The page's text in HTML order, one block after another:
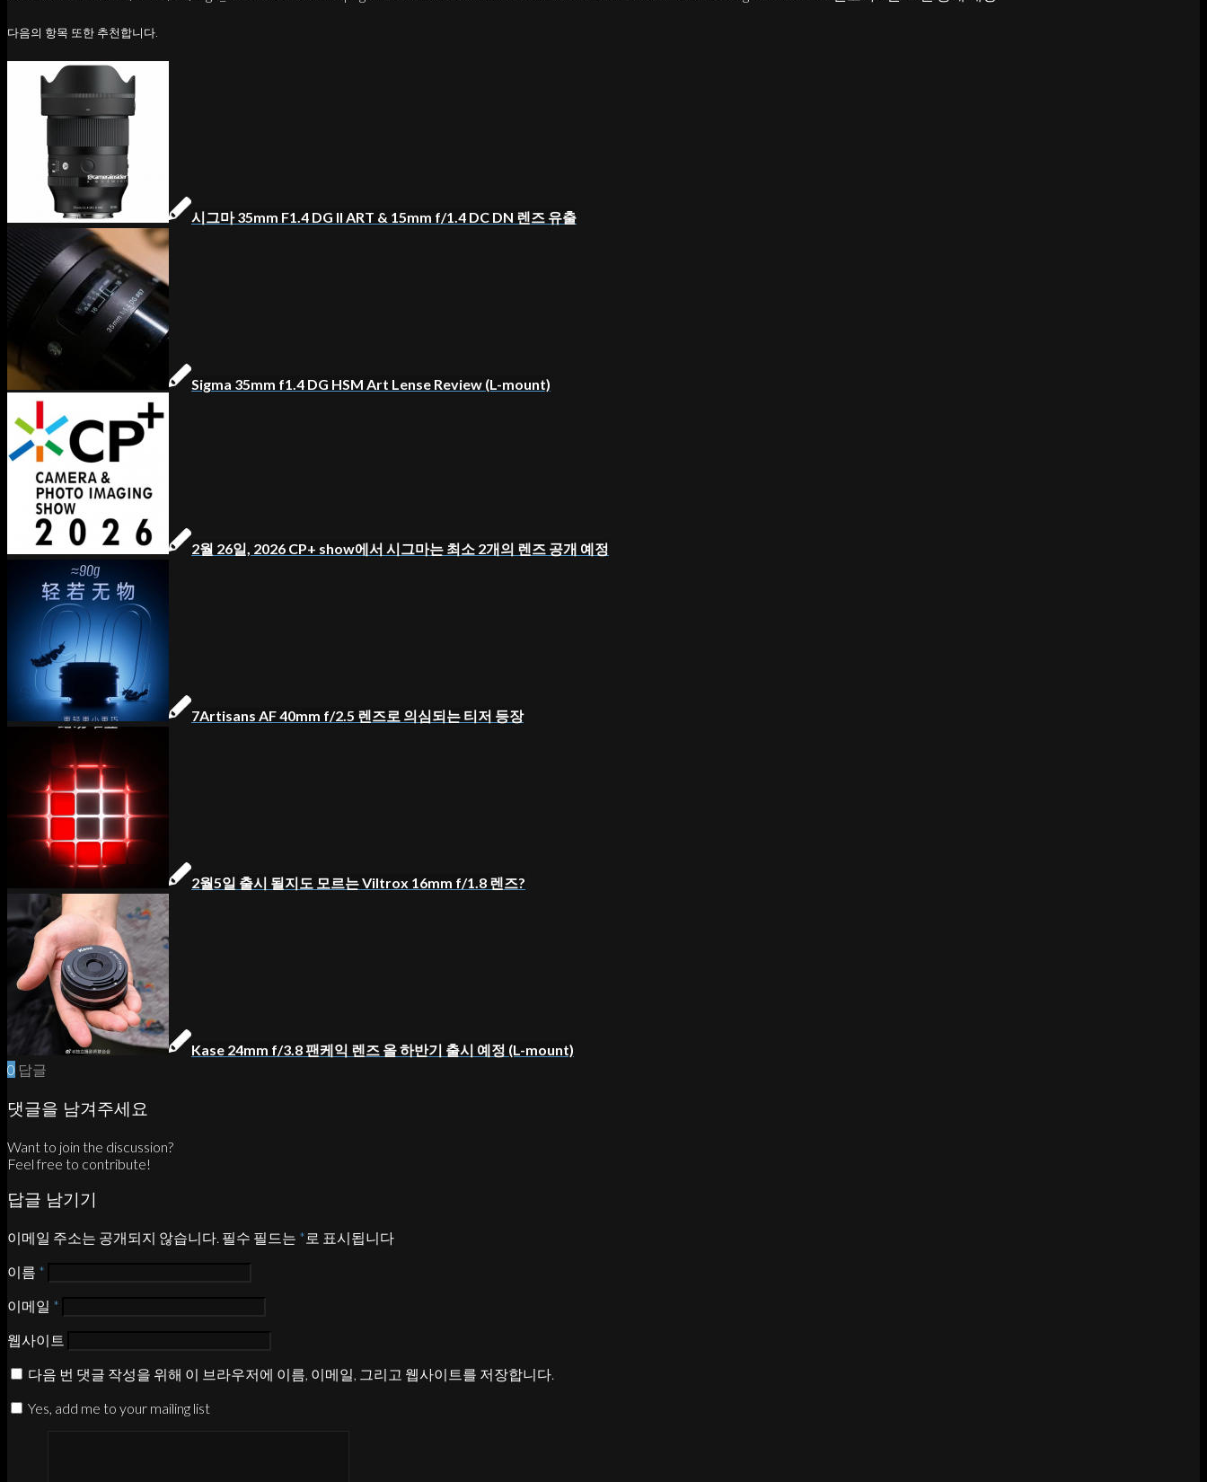
다음의 항목 또한 추천합니다.
시그마 35mm F1.4 DG II ART & 15mm f/1.4 DC DN 렌즈 유출
Sigma 35mm f1.4 DG HSM Art Lense Review (L-mount)
2월 26일, 2026 CP+ show에서 시그마는 최소 2개의 렌즈 공개 예정
7Artisans AF 40mm f/2.5 렌즈로 의심되는 티저 등장
2월5일 출시 될지도 모르는 Viltrox 16mm f/1.8 렌즈?
Kase 24mm f/3.8 팬케익 렌즈 올 하반기 출시 예정 (L-mount)
0 답글
댓글을 남겨주세요
Want to join the discussion?
Feel free to contribute!
답글 남기기
이메일 주소는 공개되지 않습니다. 필수 필드는 * 로 표시됩니다
이름 *
이메일 *
웹사이트
다음 번 댓글 작성을 위해 이 브라우저에 이름, 이메일, 그리고 웹사이트를 저장합니다.
Yes, add me to your mailing list